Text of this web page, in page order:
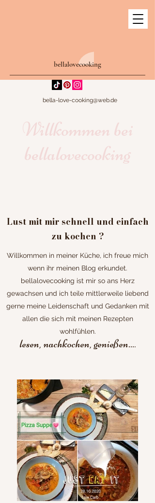
bellalovecooking
bella-love-cooking@web.de
Willkommen bei
bellalovecooking
Lust mit mir schnell und einfach
zu kochen ?
Willkommen in meiner Küche, ich freue mich
wenn ihr meinen Blog erkundet.
bellalovecooking ist mir so ans Herz
gewachsen und ich teile mittlerweile liebend
gerne meine Leidenschaft und Gedanken mit
allen die sich mit meinen Rezepten
wohlfühlen.
lesen, nachkochen, genießen....